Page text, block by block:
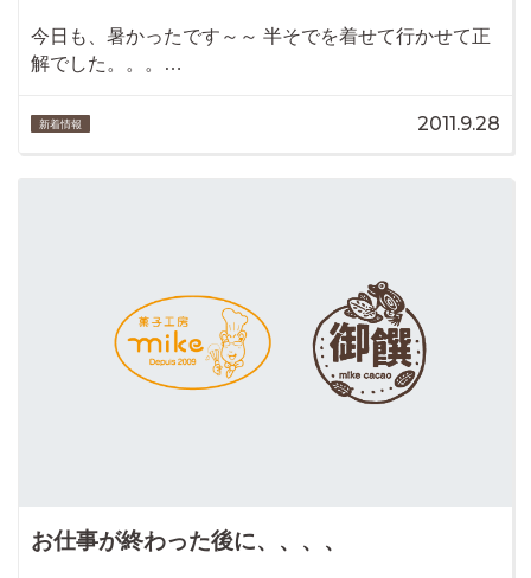
今日も、暑かったです～～ 半そでを着せて行かせて正
解でした。。。…
新着情報 2011.9.28
お仕事が終わった後に、、、、